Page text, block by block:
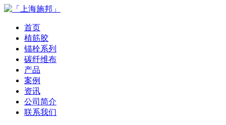
首页
植筋胶
锚栓系列
碳纤维布
产品
案例
资讯
公司简介
联系我们